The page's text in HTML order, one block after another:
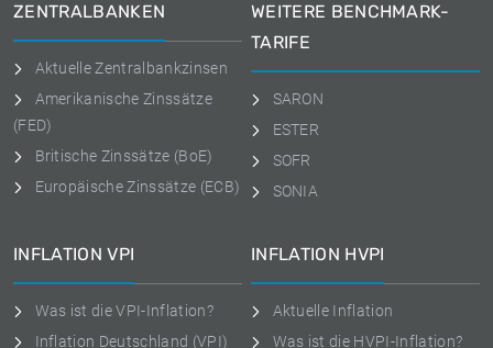
ZENTRALBANKEN
Aktuelle Zentralbankzinsen
Amerikanische Zinssätze
(FED)
Britische Zinssätze (BoE)
Europäische Zinssätze (ECB)
WEITERE BENCHMARK-
TARIFE
SARON
ESTER
SOFR
SONIA
INFLATION VPI
Was ist die VPI-Inflation?
Inflation Deutschland (VPI)
INFLATION HVPI
Aktuelle Inflation
Was ist die HVPI-Inflation?